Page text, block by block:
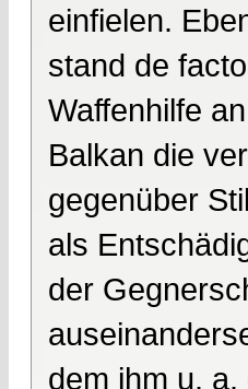
einfielen.
stand de
Waffenhilfe
Balkan die
gegenüber
als
der
dem ihm u.